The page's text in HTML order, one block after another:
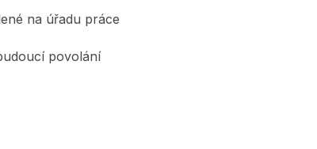
na úřadu práce
povolání